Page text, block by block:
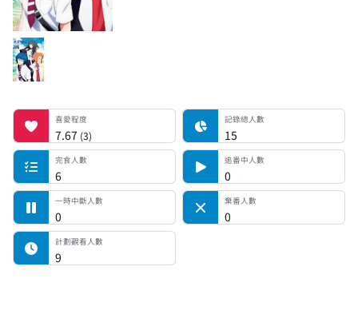
喜愛程度喜愛程度
7.67 (3)
記錄總人數 記錄總人數
15
完食人數
完食人數
6
追番中人數
追番中人數
0
一時中斷人數
一時中斷人數
0
棄番人數
棄番人數
0
計劃觀看人數
計劃觀看人數
9